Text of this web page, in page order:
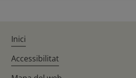
Inici
Accessibilitat